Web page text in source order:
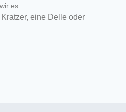
es
eine Delle oder